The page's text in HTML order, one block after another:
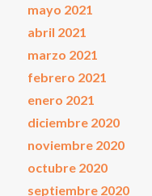
mayo 2021
abril 2021
marzo 2021
febrero 2021
enero 2021
diciembre 2020
noviembre 2020
octubre 2020
septiembre 2020